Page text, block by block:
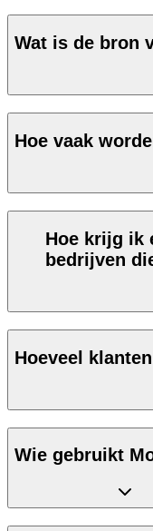
Wat is de bron
Hoe vaak
Hoe krijg ik
bedrijven
Hoeveel
Wie gebruikt